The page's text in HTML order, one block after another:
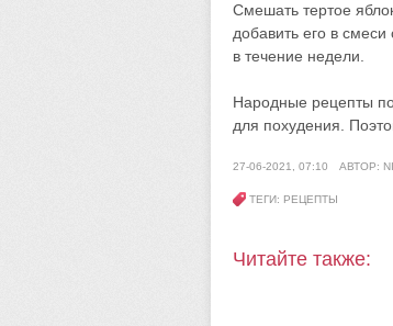
Смешать тертое
добавить его в
в течение недели.
Народные рецепты
для похудения.
27-06-2021, 07:10 АВТОР:
ТЕГИ: РЕЦЕПТЫ
Читайте также: